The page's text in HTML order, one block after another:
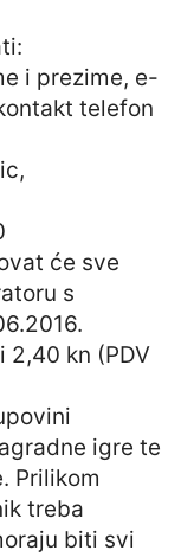
i prezime, e-
telefon
će sve
s
2,40 kn (PDV
igre te
Prilikom
treba
biti svi